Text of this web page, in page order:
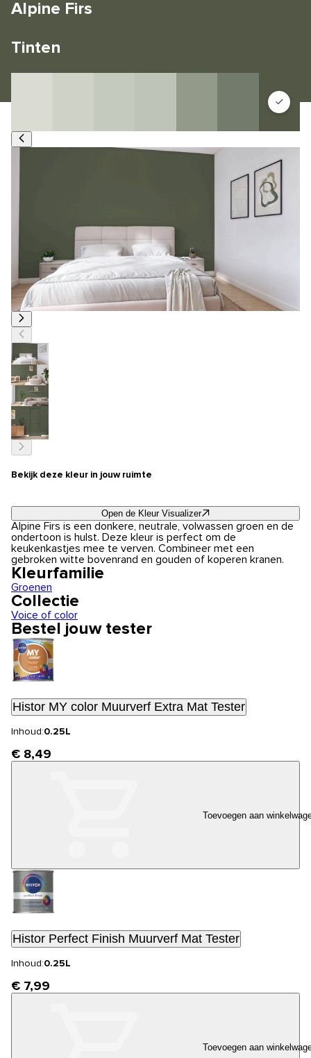
Alpine Firs
Tinten
Bekijk deze kleur in jouw ruimte
Open de Kleur Visualizer
Alpine Firs is een donkere, neutrale, volwassen groen en de
ondertoon is hulst. Deze kleur is perfect om de
keukenkastjes mee te verven. Combineer met een
gebroken witte bovenrand en gouden of koperen kranen.
Kleurfamilie
Groenen
Collectie
Voice of color
Bestel jouw tester
Histor MY color Muurverf Extra Mat Tester
Inhoud:0.25L
€ 8,49
Toevoegen aan
Histor Perfect Finish Muurverf Mat Tester
Inhoud:0.25L
€ 7,99
Toevoegen aan